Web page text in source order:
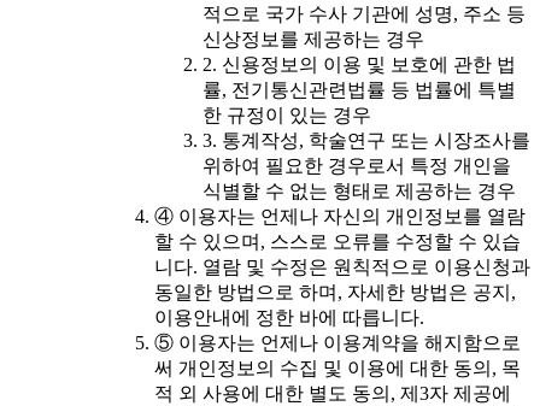
적으로 국가 수사 기관에 성명, 주소 등
신상정보를 제공하는 경우
2. 신용정보의 이용 및 보호에 관한 법
률, 전기통신관련법률 등 법률에 특별
한 규정이 있는 경우
3. 통계작성, 학술연구 또는 시장조사를
위하여 필요한 경우로서 특정 개인을
식별할 수 없는 형태로 제공하는 경우
④ 이용자는 언제나 자신의 개인정보를 열람
할 수 있으며, 스스로 오류를 수정할 수 있습
니다. 열람 및 수정은 원칙적으로 이용신청과
동일한 방법으로 하며, 자세한 방법은 공지,
이용안내에 정한 바에 따릅니다.
⑤ 이용자는 언제나 이용계약을 해지함으로
써 개인정보의 수집 및 이용에 대한 동의, 목
적 외 사용에 대한 별도 동의, 제3자 제공에